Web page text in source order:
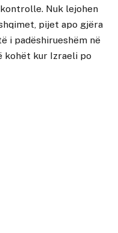
Nuk lejohen
pijet apo gjëra
i padëshirueshëm në
kohët kur Izraeli po